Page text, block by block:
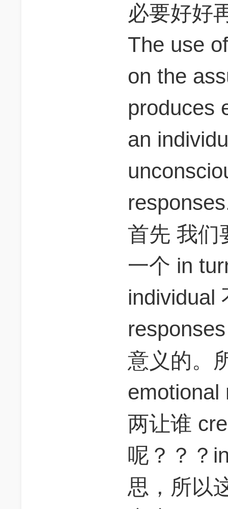
必要好好
The use
on the
produces
an
首先 我们
一个 in
individual
意义的。
emotional
两让谁
呢？？？
思，所以